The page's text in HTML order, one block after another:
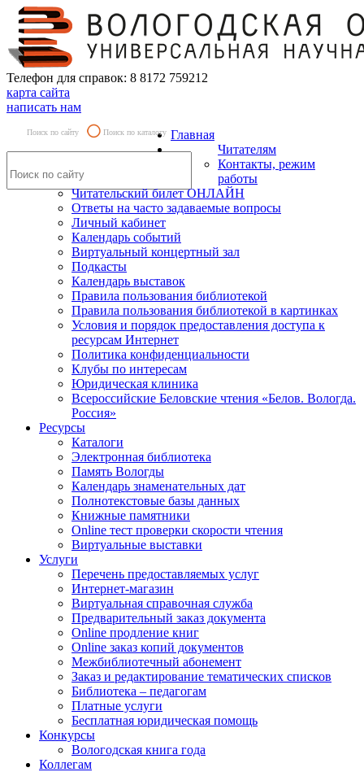
Телефон для справок: 8 8172 759212
карта сайта
написать нам
Поиск по сайту Поиск по каталогу Главная
Читателям
Контакты, режим
работы
Читательский билет ОНЛАЙН
Ответы на часто задаваемые вопросы
Личный кабинет
Календарь событий
Виртуальный концертный зал
Подкасты
Календарь выставок
Правила пользования библиотекой
Правила пользования библиотекой в картинках
Условия и порядок предоставления доступа к
ресурсам Интернет
Политика конфиденциальности
Клубы по интересам
Юридическая клиника
Всероссийские Беловские чтения «Белов. Вологда.
Россия»
Ресурсы
Каталоги
Электронная библиотека
Память Вологды
Календарь знаменательных дат
Полнотекстовые базы данных
Книжные памятники
Online тест проверки скорости чтения
Виртуальные выставки
Услуги
Перечень предоставляемых услуг
Интернет-магазин
Виртуальная справочная служба
Предварительный заказ документа
Online продление книг
Online заказ копий документов
Межбиблиотечный абонемент
Заказ и редактирование тематических списков
Библиотека – педагогам
Платные услуги
Бесплатная юридическая помощь
Конкурсы
Вологодская книга года
Коллегам